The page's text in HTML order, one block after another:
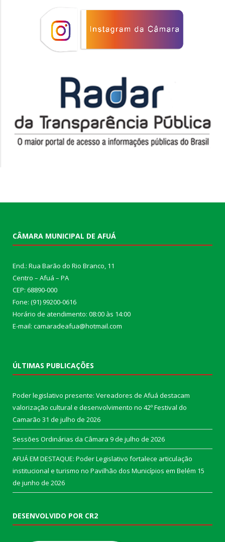
CÂMARA MUNICIPAL DE AFUÁ
End.: Rua Barão do Rio Branco, 11
Centro – Afuá – PA
CEP: 68890-000
Fone: (91) 99200-0616
Horário de atendimento: 08:00 às 14:00
E-mail: camaradeafua@hotmail.com
ÚLTIMAS PUBLICAÇÕES
Poder legislativo presente: Vereadores de Afuá destacam
valorização cultural e desenvolvimento no 42º Festival do
Camarão 31 de julho de 2026
Sessões Ordinárias da Câmara 9 de julho de 2026
AFUÁ EM DESTAQUE: Poder Legislativo fortalece articulação
institucional e turismo no Pavilhão dos Municípios em Belém 15
de junho de 2026
DESENVOLVIDO POR CR2